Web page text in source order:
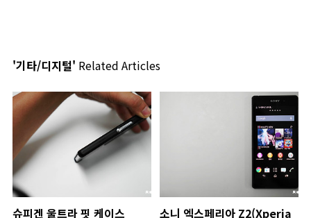
'기타/디지털' Related Articles
슈피겐 울트라 핏 케이스
소니 엑스페리아 Z2(Xperia